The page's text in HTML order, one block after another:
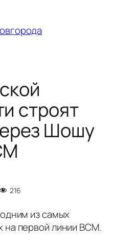
строят
Шошу
216
из самых
на первой линии ВСМ.